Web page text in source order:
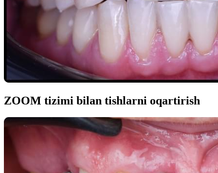
ZOOM tizimi bilan tishlarni oqartirish